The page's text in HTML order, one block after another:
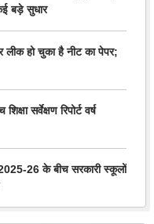
बड़े सुधार
हो चुका है नीट का पेपर;
सर्वेक्षण रिपोर्ट वर्ष
26 के बीच सरकारी स्कूलों